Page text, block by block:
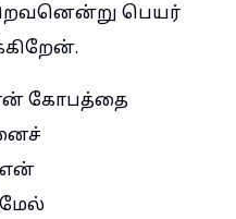
பெயர்
கோபத்தை
என்